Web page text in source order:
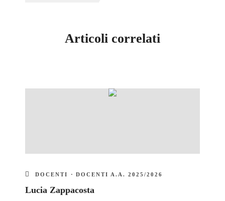
Articoli correlati
DOCENTI · DOCENTI A.A. 2025/2026
Lucia Zappacosta